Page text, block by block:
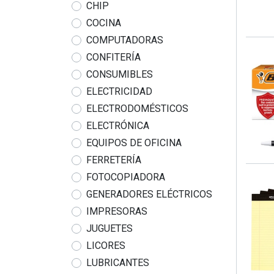
CHIP
COCINA
COMPUTADORAS
CONFITERÍA
CONSUMIBLES
ELECTRICIDAD
ELECTRODOMÉSTICOS
ELECTRÓNICA
EQUIPOS DE OFICINA
FERRETERÍA
FOTOCOPIADORA
GENERADORES ELÉCTRICOS
IMPRESORAS
JUGUETES
LICORES
LUBRICANTES